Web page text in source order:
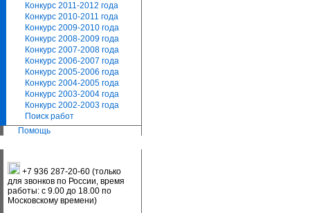
Конкурс 2011-2012 года
Конкурс 2010-2011 года
Конкурс 2009-2010 года
Конкурс 2008-2009 года
Конкурс 2007-2008 года
Конкурс 2006-2007 года
Конкурс 2005-2006 года
Конкурс 2004-2005 года
Конкурс 2003-2004 года
Конкурс 2002-2003 года
Поиск работ
Помощь
+7 936 287-20-60 (только
для звонков по России, время
работы: с 9.00 до 18.00 по
Московскому времени)